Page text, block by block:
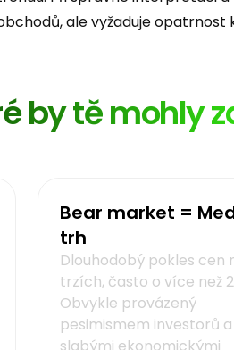
ale vyžaduje opatrnost
by tě mohly
Bear market =
trh
Dlouhodobý pokles cen
trzích, často o více než
Obvykle provázený
pesimismem investorů a